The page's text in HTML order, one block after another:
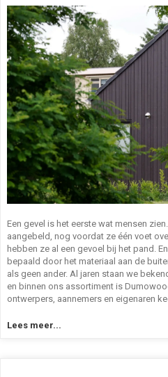
Een gevel is het eerste wat mensen
aangebeld, nog voordat ze één voet
hebben ze al een gevoel bij het pand.
bepaald door het materiaal aan de
als geen ander. Al jaren staan we
en binnen ons assortiment is
ontwerpers, aannemers en eigenaren
Lees meer...